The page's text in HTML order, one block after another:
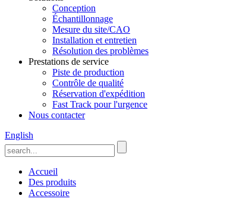
Conception
Échantillonnage
Mesure du site/CAO
Installation et entretien
Résolution des problèmes
Prestations de service
Piste de production
Contrôle de qualité
Réservation d'expédition
Fast Track pour l'urgence
Nous contacter
English
Accueil
Des produits
Accessoire